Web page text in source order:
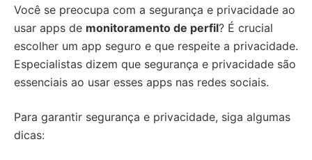
Você se preocupa com a segurança e privacidade ao
usar apps de monitoramento de perfil? É crucial
escolher um app seguro e que respeite a privacidade.
Especialistas dizem que segurança e privacidade são
essenciais ao usar esses apps nas redes sociais.
Para garantir segurança e privacidade, siga algumas
dicas: